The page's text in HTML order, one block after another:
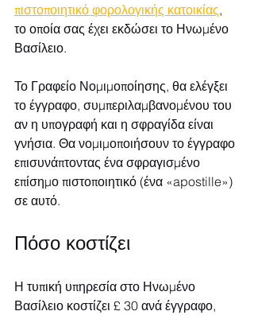
πιστοποιητικό φορολογικής κατοικίας,
το οποία σας έχει εκδώσει το Ηνωμένο
Βασίλειο.
Το Γραφείο Νομιμοποίησης, θα ελέγξει
το έγγραφο, συμπεριλαμβανομένου του
αν η υπογραφή και η σφραγίδα είναι
γνήσια. Θα νομιμοποιήσουν το έγγραφο
επισυνάπτοντας ένα σφραγισμένο
επίσημο πιστοποιητικό (ένα «apostille»)
σε αυτό.
Πόσο κοστίζει
Η τυπική υπηρεσία στο Ηνωμένο
Βασίλειο κοστίζει £ 30 ανά έγγραφο,